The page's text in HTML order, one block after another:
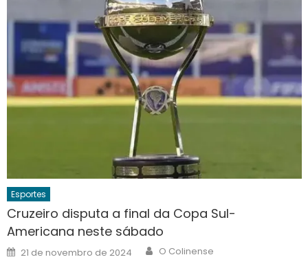
Esportes
Cruzeiro disputa a final da Copa Sul-
Americana neste sábado
Posted
on
21 de novembro de 2024 Author
O Colinense